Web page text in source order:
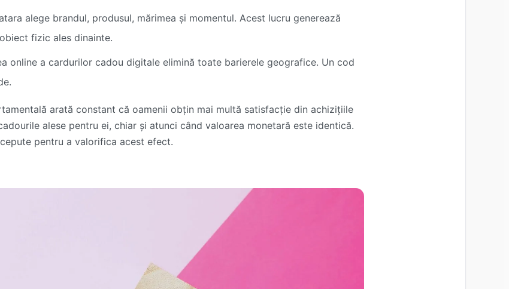
alege brandul, produsul, mărimea și momentul. Acest lucru generează
fizic ales dinainte.
online a cardurilor cadou digitale elimină toate barierele geografice. Un cod
arată constant că oamenii obțin mai multă satisfacție din achizițiile
alese pentru ei, chiar și atunci când valoarea monetară este identică.
pentru a valorifica acest efect.